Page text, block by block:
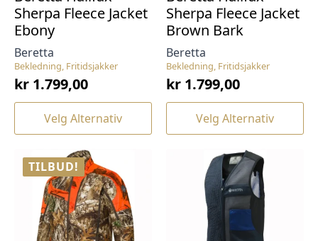
Bekledning, Fritidsjakker
Beretta
Sherpa Fleece Jacket
Ebony
kr 1.799,00
Velg Alternativ
Dette
produktet
flere
varianter.
Alternativene
velges
Bekledning, Fritidsjakker
Beretta
Sherpa Fleece Jacket
Brown Bark
kr 1.799,00
Velg Alternativ
Dette
produktet
varianter.
Alternativene
TILBUD!